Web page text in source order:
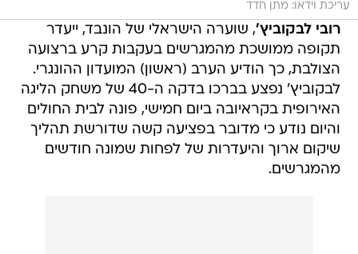
עריכת וידאו: מתן חדד
רובי לבקוביץ', שוערה הישראלי של הונבד, ייעדר
תקופה ממושכת מהמגרשים בעקבות קרע ברצועה
הצולבת, כך הודיע הערב (ראשון) המועדון ההונגרי.
לבקוביץ' נפצע בברכו בדקה ה-40 של משחק הליגה
האירופית בקראיובה ביום חמישי, פונה לבית החולים
והיום נודע כי מדובר בפציעה קשה שדורשת תהליך
שיקום ארוך והיעדרות של לפחות שמונה חודשים
מהמגרשים.